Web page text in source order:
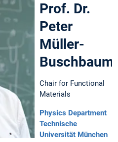
Prof. Dr.
Peter
Müller-
Buschbaum
Chair for Functional
Materials
Physics Department
Technische
Universität München